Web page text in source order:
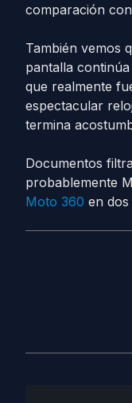
comparación
También vemos
pantalla
que realmente
espectacular
termina
Documentos
probablemente
Moto 360 en